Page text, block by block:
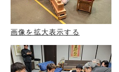
画像を拡大表示する